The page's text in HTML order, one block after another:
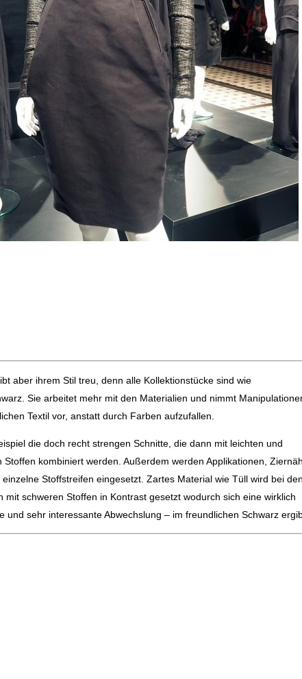
aber ihrem Stil treu, denn alle Kollektionstücke sind wie
Sie arbeitet mehr mit den Materialien und nimmt
Textil vor, anstatt durch Farben aufzufallen.
die doch recht strengen Schnitte, die dann mit leichten und
Stoffen kombiniert werden. Außerdem werden Applikationen,
Stoffstreifen eingesetzt. Zartes Material wie Tüll wird bei den
mit schweren Stoffen in Kontrast gesetzt wodurch sich eine wirklich
und sehr interessante Abwechslung – im freundlichen Schwarz